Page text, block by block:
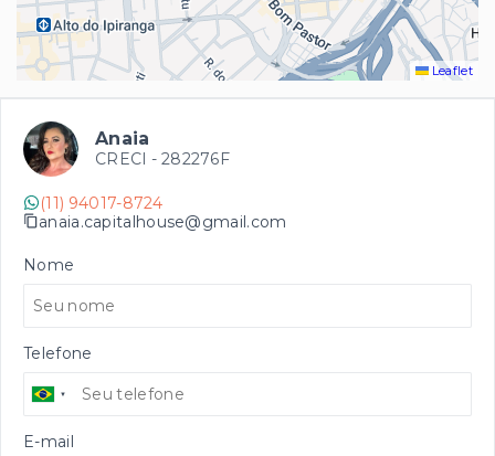
Leaflet
Anaia
CRECI - 282276F
(11) 94017-8724
anaia.capitalhouse@gmail.com
Nome
Telefone
E-mail